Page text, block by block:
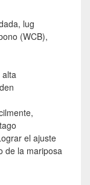
lug
(WCB),
alta
el ajuste
de la mariposa